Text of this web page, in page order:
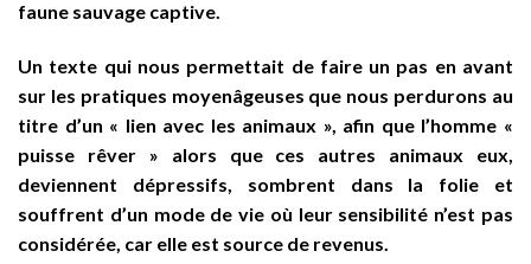
faune sauvage captive.
Un texte qui nous permettait de faire un pas en avant
sur les pratiques moyenâgeuses que nous perdurons au
titre d’un « lien avec les animaux », afin que l’homme «
puisse rêver » alors que ces autres animaux eux,
deviennent dépressifs, sombrent dans la folie et
souffrent d’un mode de vie où leur sensibilité n’est pas
considérée, car elle est source de revenus.